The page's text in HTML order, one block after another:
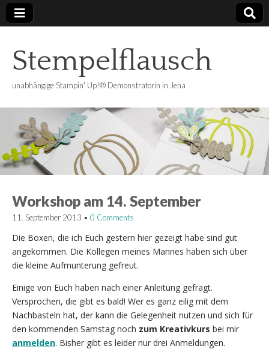
Stempelflausch
unabhängige Stampin' Up!® Demonstratorin in Jena
Workshop am 14. September
11. September 2013 • 0 Comments
Die Boxen, die ich Euch gestern hier gezeigt habe sind gut
angekommen. Die Kollegen meines Mannes haben sich über
die kleine Aufmunterung gefreut.
Einige von Euch haben nach einer Anleitung gefragt.
Versprochen, die gibt es bald! Wer es ganz eilig mit dem
Nachbasteln hat, der kann die Gelegenheit nutzen und sich für
den kommenden Samstag noch zum Kreativkurs bei mir
anmelden. Bisher gibt es leider nur drei Anmeldungen.